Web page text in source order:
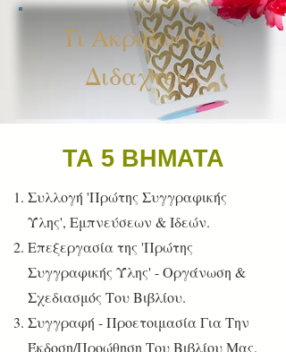
Τι Ακριβώς Θα
Διδαχτείς;
ΤΑ 5 ΒΗΜΑΤΑ
Συλλογή 'Πρώτης Συγγραφικής
Ύλης', Εμπνεύσεων & Ιδεών.
Επεξεργασία της 'Πρώτης
Συγγραφικής Ύλης' - Οργάνωση &
Σχεδιασμός Του Βιβλίου.
Συγγραφή - Προετοιμασία Για Την
Έκδοση/Προώθηση Του Βιβλίου Μας.